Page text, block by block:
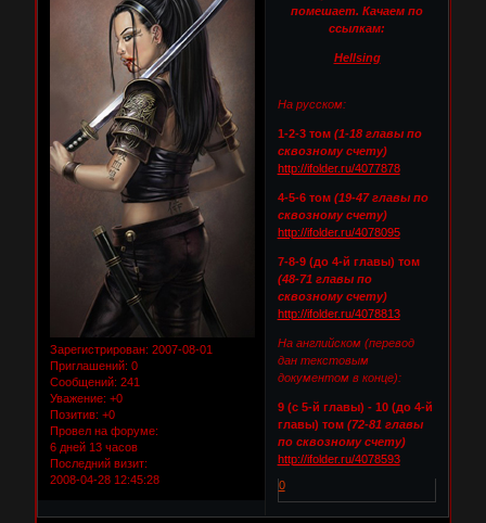
Зарегистрирован: 2007-08-01
Приглашений: 0
Сообщений: 241
Уважение: +0
Позитив: +0
Провел на форуме:
6 дней 13 часов
Последний визит:
2008-04-28 12:45:28
помешает. Качаем по
ссылкам:
Hellsing
На русском:
1-2-3 том (1-18 главы по
сквозному счету)
http://ifolder.ru/4077878
4-5-6 том (19-47 главы по
сквозному счету)
http://ifolder.ru/4078095
7-8-9 (до 4-й главы) том
(48-71 главы по
сквозному счету)
http://ifolder.ru/4078813
На английском (перевод
дан текстовым
документом в конце):
9 (с 5-й главы) - 10 (до 4-й
главы) том (72-81 главы
по сквозному счету)
http://ifolder.ru/4078593
0